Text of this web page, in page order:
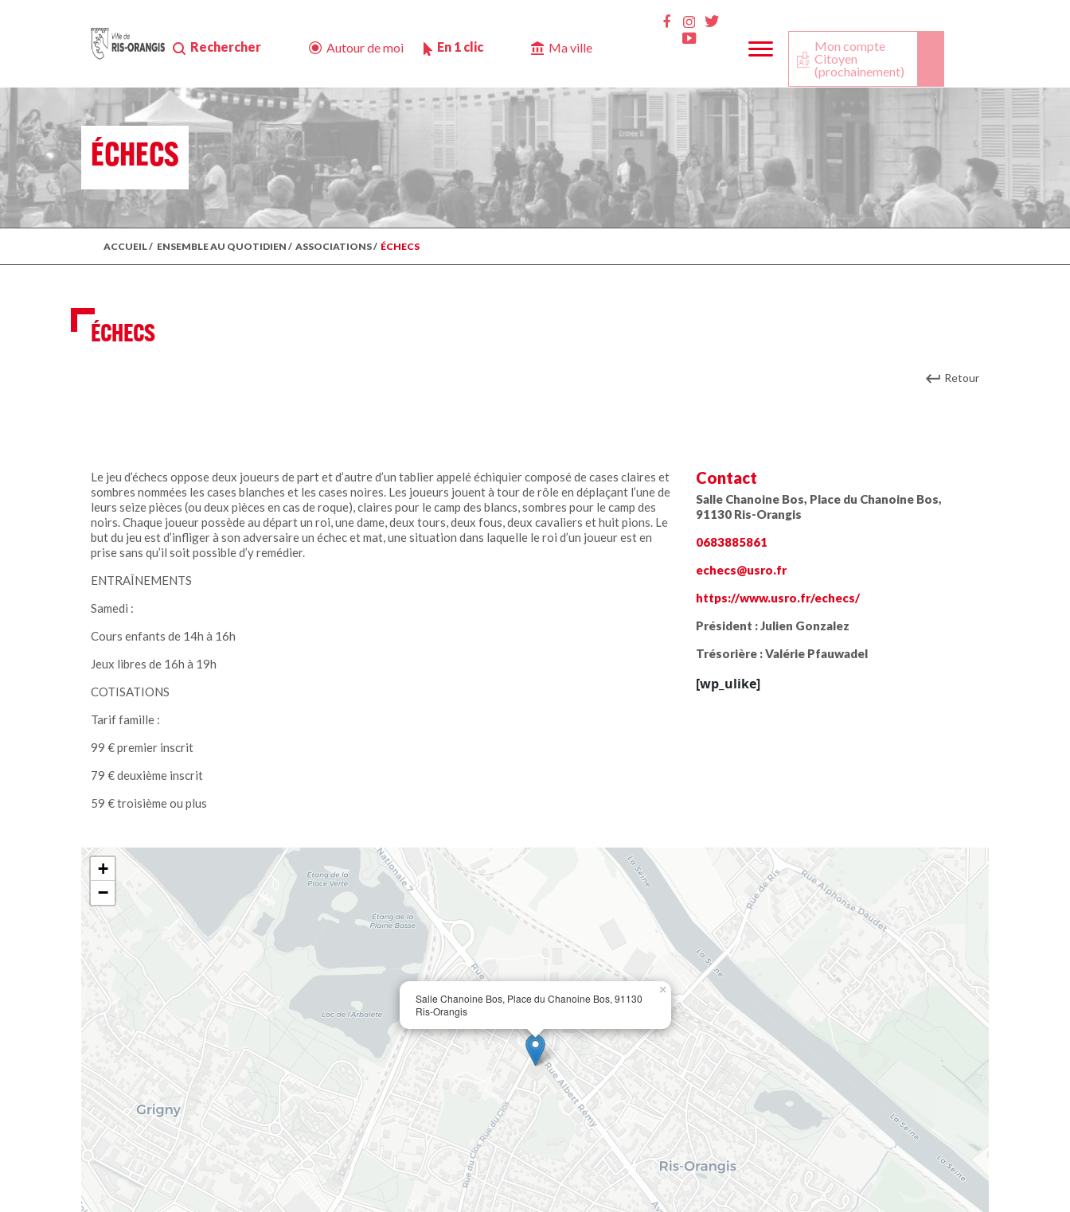
Rechercher Autour de moi En 1 clic Ma ville
Facebook
InstaTwitter
Youtube
Mon compte
Citoyen
(prochainement)
ÉCHECS
ACCUEIL/ ENSEMBLE AU QUOTIDIEN / ASSOCIATIONS/ ÉCHECS
ÉCHECS
Retour
Le jeu d’échecs oppose deux joueurs de part et d’autre d’un tablier appelé échiquier composé de cases claires et
sombres nommées les cases blanches et les cases noires. Les joueurs jouent à tour de rôle en déplaçant l’une de
leurs seize pièces (ou deux pièces en cas de roque), claires pour le camp des blancs, sombres pour le camp des
noirs. Chaque joueur possède au départ un roi, une dame, deux tours, deux fous, deux cavaliers et huit pions. Le
but du jeu est d’infliger à son adversaire un échec et mat, une situation dans laquelle le roi d’un joueur est en
prise sans qu’il soit possible d’y remédier.
ENTRAÎNEMENTS
Samedi :
Cours enfants de 14h à 16h
Jeux libres de 16h à 19h
COTISATIONS
Tarif famille :
99 € premier inscrit
79 € deuxième inscrit
59 € troisième ou plus
Contact
Salle Chanoine Bos, Place du Chanoine Bos,
91130 Ris-Orangis
0683885861
echecs@usro.fr
https://www.usro.fr/echecs/
Président :Julien Gonzalez
Trésorière :Valérie Pfauwadel
[wp_ulike]
Salle Chanoine Bos, Place du Chanoine Bos, 91130
Ris-Orangis
×
+
−